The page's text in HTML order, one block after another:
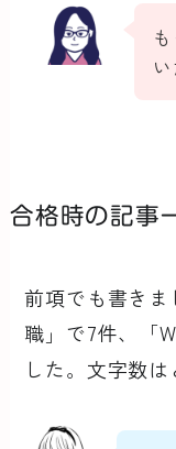
合格時の記事
前項でも書き
職」で7件、「
した。文字数は